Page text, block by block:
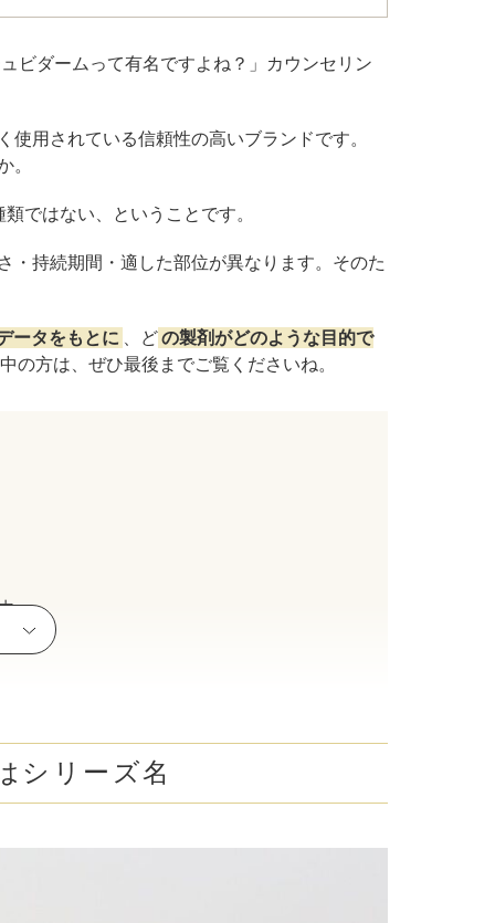
デンシファイ
ン・ハイドロキノン療法
ノイン（ニキビ治療薬）
細胞移植術
術
トラネキサム酸）
ビダームって有名ですよね？」カウンセリン
用されている信頼性の高いブランドです。
。
ではない、ということです。
・持続期間・適した部位が異なります。そのた
ータをもとに 、どの製剤がどのような目的で
の方は、ぜひ最後までご覧くださいね。
シリーズ名